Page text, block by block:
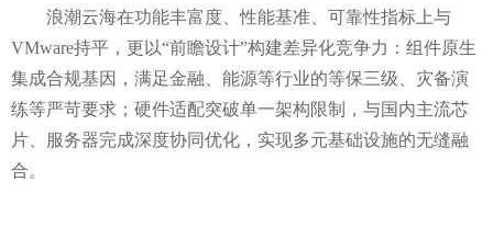
浪潮云海在功能丰富度、性能基准、可靠性指标上与
VMware持平，更以“前瞻设计”构建差异化竞争力：组件原生
集成合规基因，满足金融、能源等行业的等保三级、灾备演
练等严苛要求；硬件适配突破单一架构限制，与国内主流芯
片、服务器完成深度协同优化，实现多元基础设施的无缝融
合。